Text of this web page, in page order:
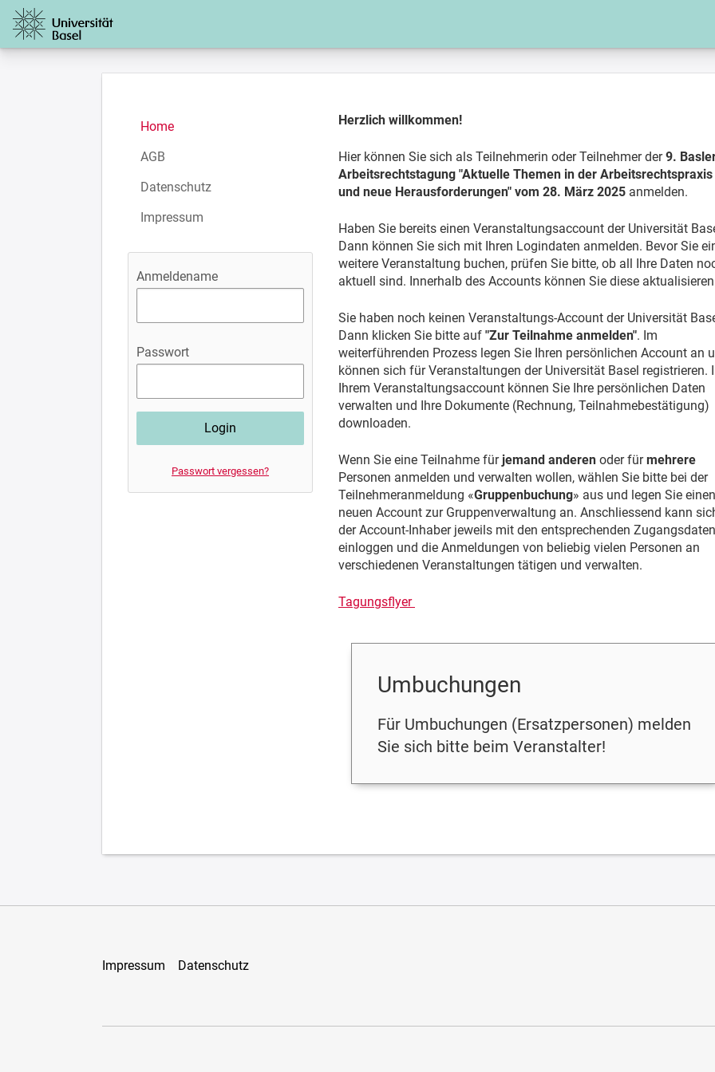
Zur Startseite
Home
AGB
Datenschutz
Impressum
Anmeldename
Passwort
Passwort vergessen?
Herzlich willkommen!
Hier können Sie sich als Teilnehmerin oder Teilnehmer der9.
Arbeitsrechtstagung "Aktuelle Themen in der Arbeitsrechtspraxis
und neue Herausforderungen" vom 28. März 2025 anmelden.
Haben Sie bereits einen Veranstaltungsaccount der Universität
Dann können Sie sich mit Ihren Logindaten anmelden. Bevor Sie
weitere Veranstaltung buchen, prüfen Sie bitte, ob all Ihre Daten
aktuell sind. Innerhalb des Accounts können Sie diese
Sie haben noch keinen Veranstaltungs-Account der Universität
Dann klicken Sie bitte auf "Zur Teilnahme anmelden". Im
weiterführenden Prozess legen Sie Ihren persönlichen Account an
können sich für Veranstaltungen der Universität Basel registrieren.
Ihrem Veranstaltungsaccount können Sie Ihre persönlichen Daten
verwalten und Ihre Dokumente (Rechnung, Teilnahmebestätigung)
downloaden.
Wenn Sie eine Teilnahme für jemand anderen oder fürmehrere
Personen anmelden und verwalten wollen, wählen Sie bitte bei der
Teilnehmeranmeldung «Gruppenbuchung» aus und legen Sie einen
neuen Account zur Gruppenverwaltung an. Anschliessend kann
der Account-Inhaber jeweils mit den entsprechenden Zugangsdaten
einloggen und die Anmeldungen von beliebig vielen Personen an
verschiedenen Veranstaltungen tätigen und verwalten.
Tagungsflyer
Umbuchungen
Für Umbuchungen (Ersatzpersonen) melden
Sie sich bitte beim Veranstalter!
Impressum Datenschutz